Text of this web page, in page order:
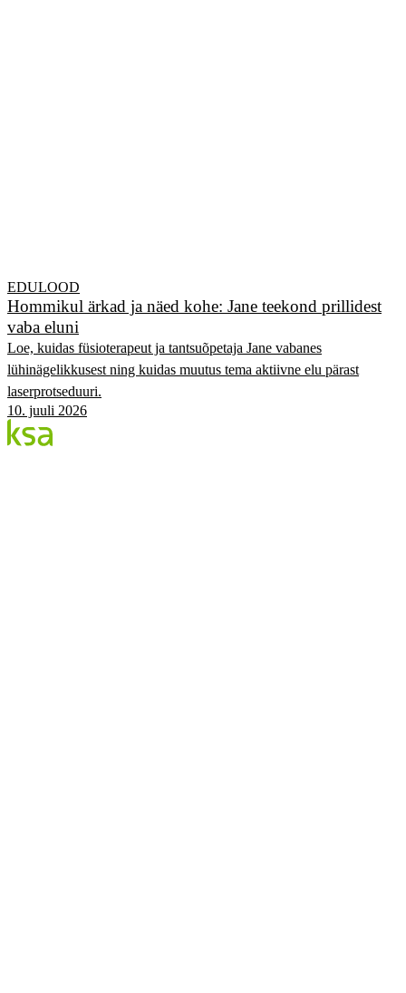
EDULOOD
Hommikul ärkad ja näed kohe: Jane teekond prillidest
vaba eluni
Loe, kuidas füsioterapeut ja tantsuõpetaja Jane vabanes
lühinägelikkusest ning kuidas muutus tema aktiivne elu pärast
laserprotseduuri.
10. juuli 2026